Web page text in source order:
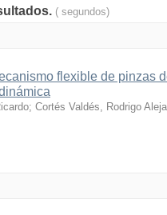
( segundos)
flexible de pinzas
; Cortés Valdés, Rodrigo